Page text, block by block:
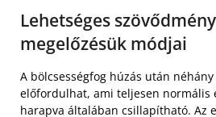
Lehetséges
megelőzésük módjai
A bölcsességfog húzás után
előfordulhat, ami teljesen normális
harapva általában csillapítható. Az